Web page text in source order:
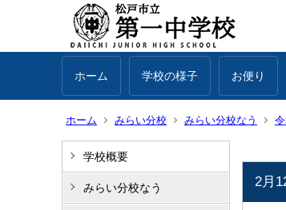
ホーム 学校の様子 お便り
ホーム みらい分校 みらい分校なう
学校概要
みらい分校なう 2月